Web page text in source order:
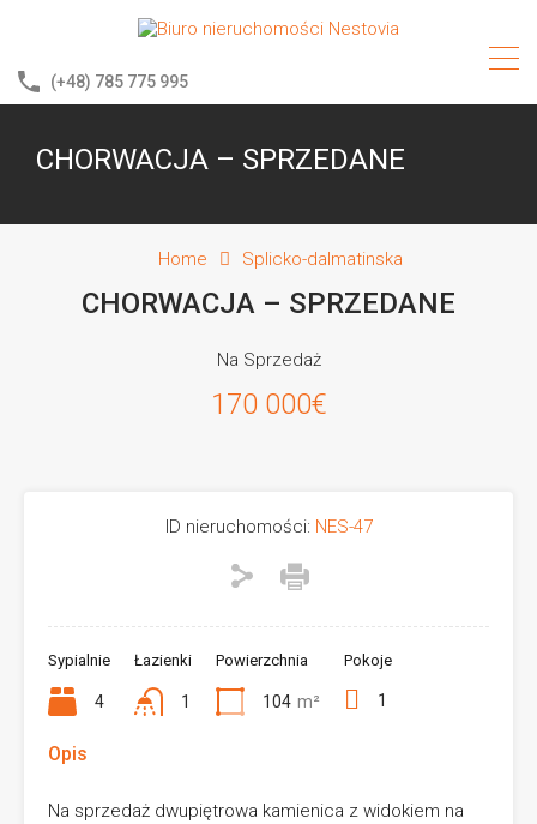
(+48) 785 775 995
CHORWACJA – SPRZEDANE
Home Splicko-dalmatinska
CHORWACJA – SPRZEDANE
Na Sprzedaż
170 000€
ID nieruchomości: NES-47
Sypialnie
4
Łazienki
1
Powierzchnia
104 m²
Pokoje
1
Opis
Na sprzedaż dwupiętrowa kamienica z widokiem na